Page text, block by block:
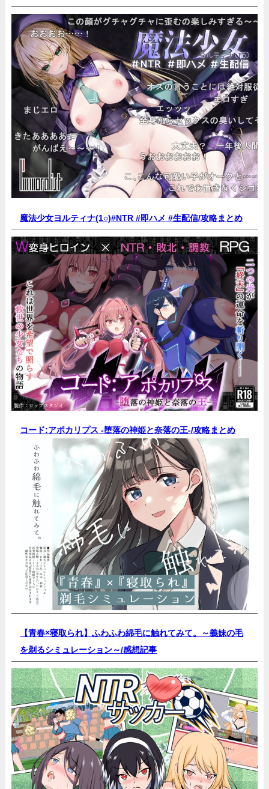
魔法少女ヨルティナ(1○)#NTR #即ハメ #生配信/攻略まとめ
コード:アポカリプス -堕落の神姫と奈落の王-/攻略まとめ
【青春×寝取られ】ふわふわ綿毛に触れてみて。～義妹の毛
を剃るシミュレーション～/感想記事